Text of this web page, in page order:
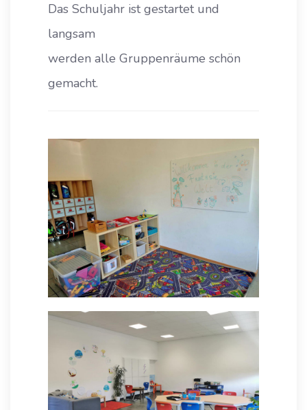
Das Schuljahr ist gestartet und
langsam
werden alle Gruppenräume schön
gemacht.